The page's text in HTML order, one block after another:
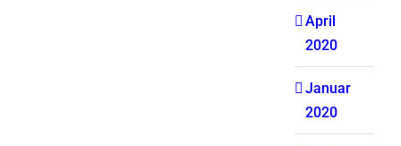
April
2020
Januar
2020